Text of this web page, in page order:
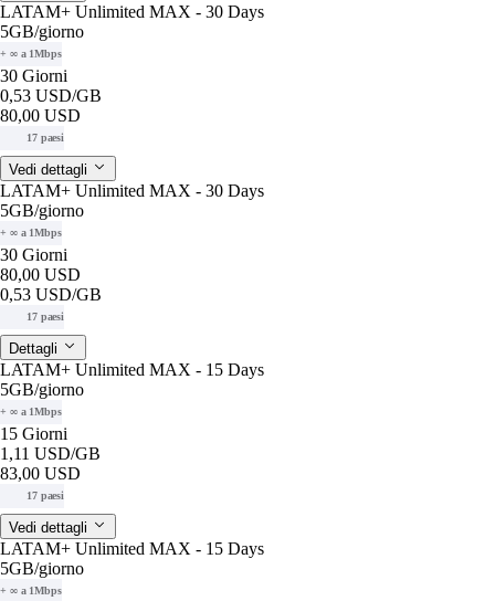
LATAM+ Unlimited MAX - 30 Days
5GB/giorno
+ ∞ a 1Mbps
30 Giorni
0,53 USD/GB
80,00 USD
17 paesi
Vedi dettagli
LATAM+ Unlimited MAX - 30 Days
5GB/giorno
+ ∞ a 1Mbps
30 Giorni
80,00 USD
0,53 USD/GB
17 paesi
Dettagli
LATAM+ Unlimited MAX - 15 Days
5GB/giorno
+ ∞ a 1Mbps
15 Giorni
1,11 USD/GB
83,00 USD
17 paesi
Vedi dettagli
LATAM+ Unlimited MAX - 15 Days
5GB/giorno
+ ∞ a 1Mbps